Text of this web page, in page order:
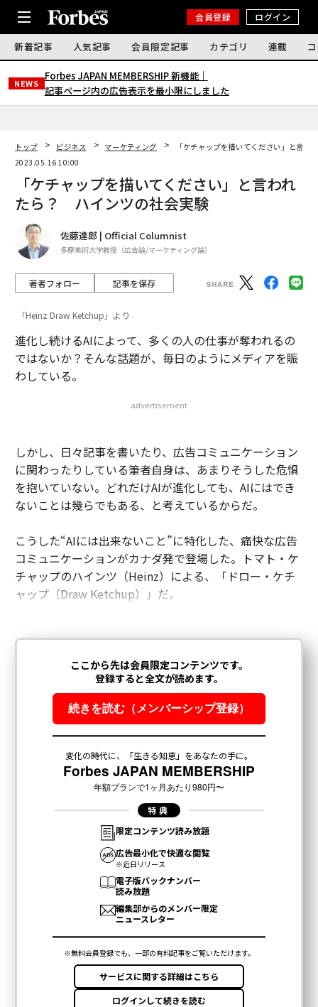
会員登録 ログイン
新着記事 人気記事 会員限定記事 カテゴリ 連載
NEWS
Forbes JAPAN MEMBERSHIP 新機能｜
記事ページ内の広告表示を最小限にしました
トップ ビジネス マーケティング
「ケチャップを描いてください」と言
2023.05.16 10:00
「ケチャップを描いてください」と言われ
たら？ ハインツの社会実験
佐藤達郎 | Official Columnist
多摩美術大学教授（広告論/マーケティング論）
著者フォロー 記事を保存
「Heinz Draw Ketchup」より
進化し続けるAIによって、多くの人の仕事が奪われるの
ではないか？そんな話題が、毎日のようにメディアを賑
わしている。
advertisement
しかし、日々記事を書いたり、広告コミュニケーション
に関わったりしている筆者自身は、あまりそうした危惧
を抱いていない。どれだけAIが進化しても、AIにはでき
ないことは幾らでもある、と考えているからだ。
こうした“AIには出来ないこと”に特化した、痛快な広告
コミュニケーションがカナダ発で登場した。トマト・ケ
チャップのハインツ（Heinz）による、「ドロー・ケチ
ャップ（Draw Ketchup）」だ。